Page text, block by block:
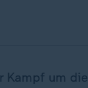
Kampf um die